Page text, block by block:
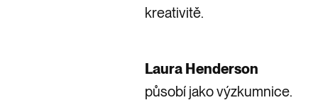
kreativitě.
Laura Henderson
působí jako výzkumnice.